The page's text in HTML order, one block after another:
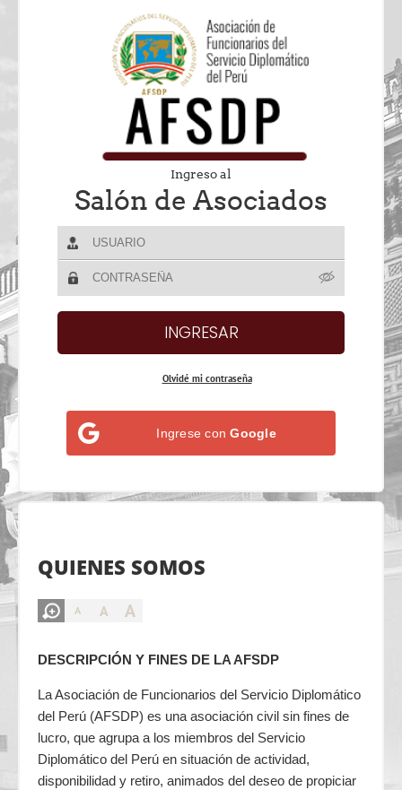
Ingreso al
Salón de Asociados
Olvidé mi contraseña
Ingrese conGoogle
QUIENES SOMOS
A A A
DESCRIPCIÓN Y FINES DE LA AFSDP
La Asociación de Funcionarios del Servicio Diplomático
del Perú (AFSDP) es una asociación civil sin fines de
lucro, que agrupa a los miembros del Servicio
Diplomático del Perú en situación de actividad,
disponibilidad y retiro, animados del deseo de propiciar